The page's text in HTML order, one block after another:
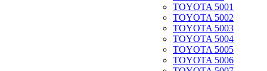
TOYOTA 5001
TOYOTA 5002
TOYOTA 5003
TOYOTA 5004
TOYOTA 5005
TOYOTA 5006